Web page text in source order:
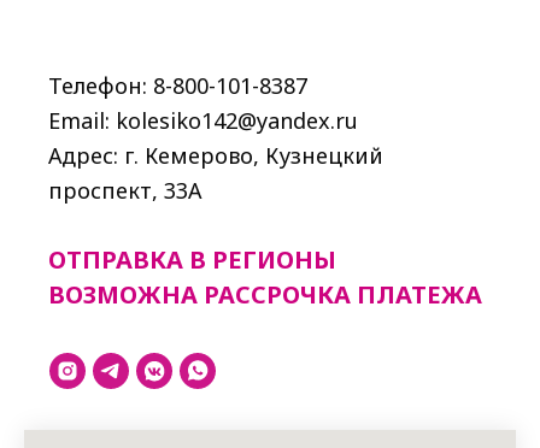
Телефон: 8-800-101-8387
Email: kolesiko142@yandex.ru
Адрес: г. Кемерово, Кузнецкий
проспект, 33A
ОТПРАВКА В РЕГИОНЫ
ВОЗМОЖНА РАССРОЧКА ПЛАТЕЖА